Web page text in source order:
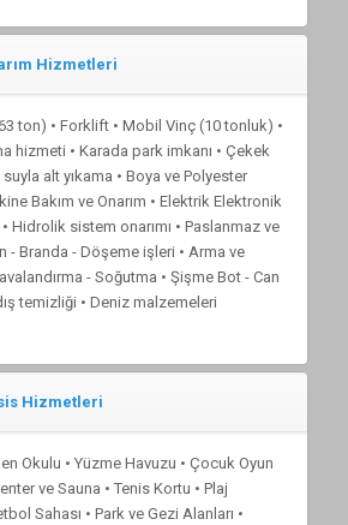
Hizmetleri
ton) • Forklift • Mobil Vinç (10 tonluk) •
hizmeti • Karada park imkanı • Çekek
suyla alt yıkama • Boya ve Polyester
Bakım ve Onarım • Elektrik Elektronik
Hidrolik sistem onarımı • Paslanmaz ve
- Branda - Döşeme işleri • Arma ve
- Soğutma • Şişme Bot - Can
temizliği • Deniz malzemeleri
Hizmetleri
Okulu • Yüzme Havuzu • Çocuk Oyun
ve Sauna • Tenis Kortu • Plaj
Sahası • Park ve Gezi Alanları •